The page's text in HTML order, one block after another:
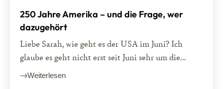
250 Jahre Amerika – und die Frage, wer
dazugehört
Liebe Sarah, wie geht es der USA im Juni? Ich
glaube es geht nicht erst seit Juni sehr um die...
Weiterlesen